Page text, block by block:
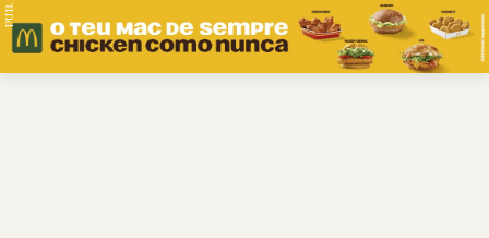
PUB.